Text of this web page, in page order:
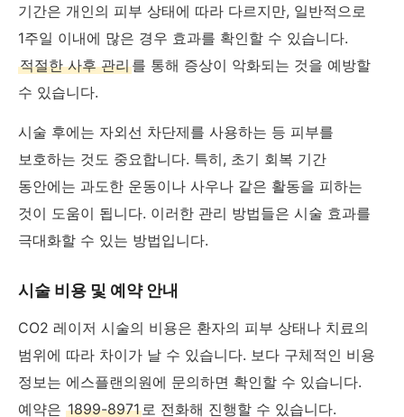
기간은 개인의 피부 상태에 따라 다르지만, 일반적으로
1주일 이내에 많은 경우 효과를 확인할 수 있습니다.
적절한 사후 관리를 통해 증상이 악화되는 것을 예방할
수 있습니다.
시술 후에는 자외선 차단제를 사용하는 등 피부를
보호하는 것도 중요합니다. 특히, 초기 회복 기간
동안에는 과도한 운동이나 사우나 같은 활동을 피하는
것이 도움이 됩니다. 이러한 관리 방법들은 시술 효과를
극대화할 수 있는 방법입니다.
시술 비용 및 예약 안내
CO2 레이저 시술의 비용은 환자의 피부 상태나 치료의
범위에 따라 차이가 날 수 있습니다. 보다 구체적인 비용
정보는 에스플랜의원에 문의하면 확인할 수 있습니다.
예약은 1899-8971 로 전화해 진행할 수 있습니다.